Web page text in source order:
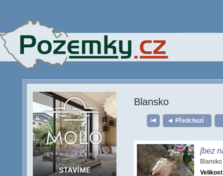
Blansko
Předchozí
[bez